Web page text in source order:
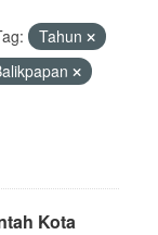
Tahun
Kota